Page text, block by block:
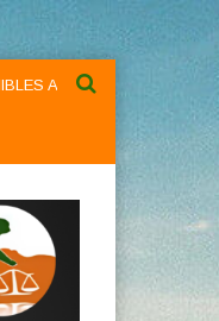
AU NIVEAU DU MENU